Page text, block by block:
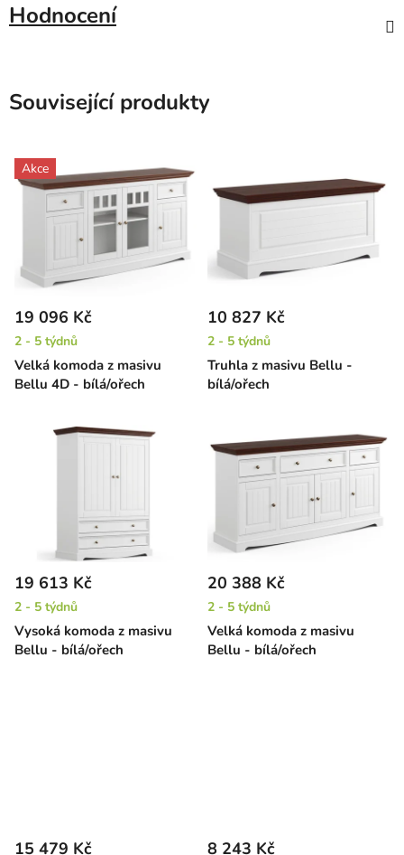
Hodnocení
Související produkty
Akce
Velká komoda z masivu
Bellu 4D - bílá/ořech
19 096 Kč
2 - 5 týdnů
Truhla z masivu Bellu -
bílá/ořech
10 827 Kč
2 - 5 týdnů
Vysoká komoda z masivu
Bellu - bílá/ořech
19 613 Kč
2 - 5 týdnů
Velká komoda z masivu
Bellu - bílá/ořech
20 388 Kč
2 - 5 týdnů
15 479 Kč 8 243 Kč